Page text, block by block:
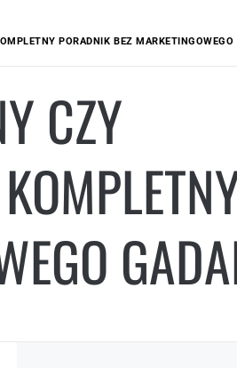
PORADNIK BEZ MARKETINGOWEGO
CZY